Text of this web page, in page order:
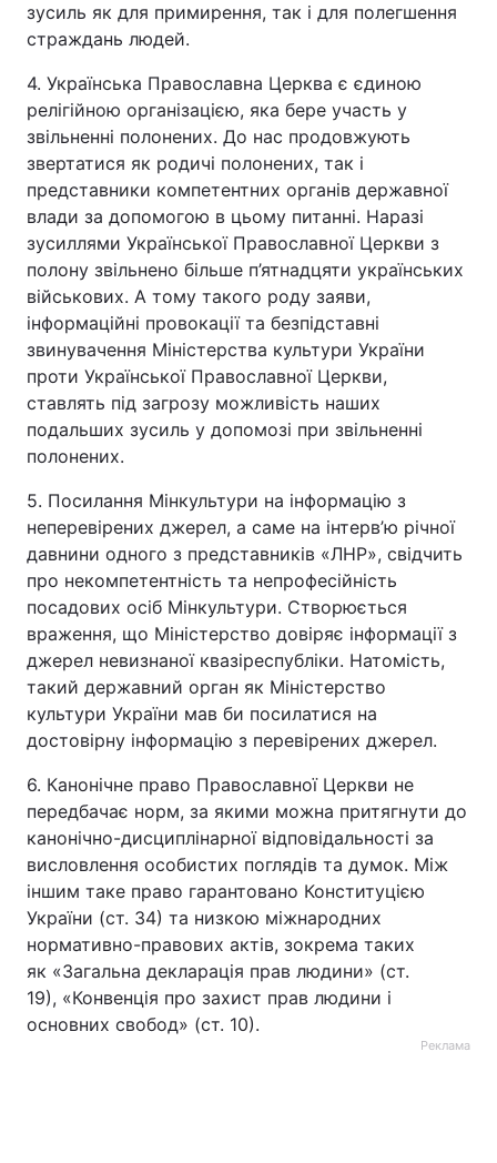
зусиль як для примирення, так і для полегшення
страждань людей.
4. Українська Православна Церква є єдиною
релігійною організацією, яка бере участь у
звільненні полонених. До нас продовжують
звертатися як родичі полонених, так і
представники компетентних органів державної
влади за допомогою в цьому питанні. Наразі
зусиллями Української Православної Церкви з
полону звільнено більше п’ятнадцяти українських
військових. А тому такого роду заяви,
інформаційні провокації та безпідставні
звинувачення Міністерства культури України
проти Української Православної Церкви,
ставлять під загрозу можливість наших
подальших зусиль у допомозі при звільненні
полонених.
5. Посилання Мінкультури на інформацію з
неперевірених джерел, а саме на інтерв’ю річної
давнини одного з представників «ЛНР», свідчить
про некомпетентність та непрофесійність
посадових осіб Мінкультури. Створюється
враження, що Міністерство довіряє інформації з
джерел невизнаної квазіреспубліки. Натомість,
такий державний орган як Міністерство
культури України мав би посилатися на
достовірну інформацію з перевірених джерел.
6. Канонічне право Православної Церкви не
передбачає норм, за якими можна притягнути до
канонічно-дисциплінарної відповідальності за
висловлення особистих поглядів та думок. Між
іншим таке право гарантовано Конституцією
України (ст. 34) та низкою міжнародних
нормативно-правових актів, зокрема таких
як «Загальна декларація прав людини» (ст.
19), «Конвенція про захист прав людини і
основних свобод» (ст. 10).
Реклама